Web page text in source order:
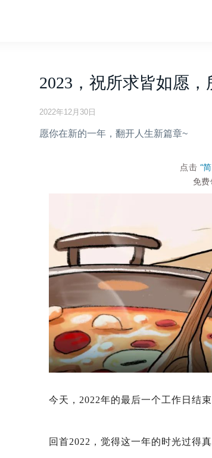
2023，祝所求皆如愿，
2022年12月30日
愿你在新的一年，翻开人生新篇章~
点击 “
免费
今天，2022年的最后一个工作日结束
回首2022，觉得这一年的时光过得